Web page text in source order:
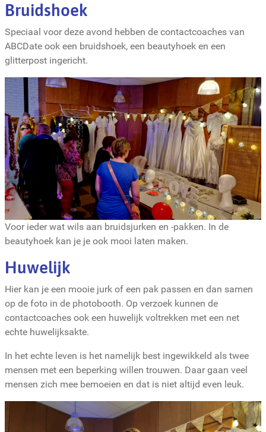
Bruidshoek
Speciaal voor deze avond hebben de contactcoaches van
ABCDate ook een bruidshoek, een beautyhoek en een
glitterpost ingericht.
Voor ieder wat wils aan bruidsjurken en -pakken. In de
beautyhoek kan je je ook mooi laten maken.
Huwelijk
Hier kan je een mooie jurk of een pak passen en dan samen
op de foto in de photobooth. Op verzoek kunnen de
contactcoaches ook een huwelijk voltrekken met een net
echte huwelijksakte.
In het echte leven is het namelijk best ingewikkeld als twee
mensen met een beperking willen trouwen. Daar gaan veel
mensen zich mee bemoeien en dat is niet altijd even leuk.